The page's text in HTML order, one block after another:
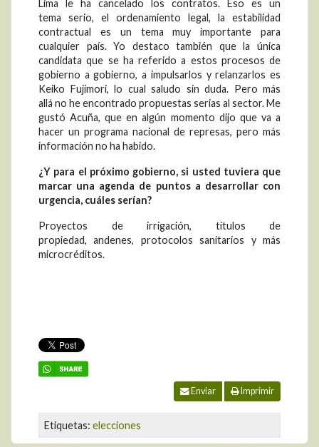
Lima le ha cancelado los contratos. Eso es un
tema serio, el ordenamiento legal, la estabilidad
contractual es un tema muy importante para
cualquier país. Yo destaco también que la única
candidata que se ha referido a estos procesos de
gobierno a gobierno, a impulsarlos y relanzarlos es
Keiko Fujimori, lo cual saludo sin duda. Pero más
allá no he encontrado propuestas serias al sector. Me
gustó Acuña, que en algún momento dijo que va a
hacer un programa nacional de represas, pero más
información no ha habido.
¿Y para el próximo gobierno, si usted tuviera que
marcar una agenda de puntos a desarrollar con
urgencia, cuáles serían?
Proyectos de irrigación, títulos de
propiedad, andenes, protocolos sanitarios y más
microcréditos.
Enviar Imprimir
Etiquetas: elecciones